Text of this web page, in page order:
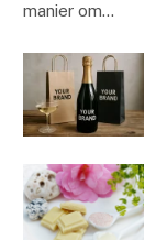
manier om…